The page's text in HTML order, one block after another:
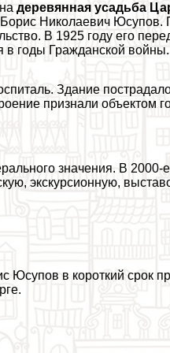
деревянная усадьба
Николаевич Юсупов.
В 1925 году его
в годы Гражданской войны.
Здание
признали объектом
значения. В 2000-
экскурсионную,
Юсупов в короткий срок